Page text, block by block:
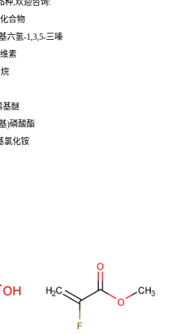
种,欢迎咨询:
合物
六氢-1,3,5-三嗪
素
基醚
)磷酸酯
氯化铵